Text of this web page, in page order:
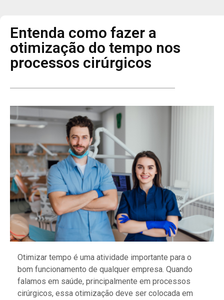
Entenda como fazer a
otimização do tempo nos
processos cirúrgicos
Otimizar tempo é uma atividade importante para o
bom funcionamento de qualquer empresa. Quando
falamos em saúde, principalmente em processos
cirúrgicos, essa otimização deve ser colocada em